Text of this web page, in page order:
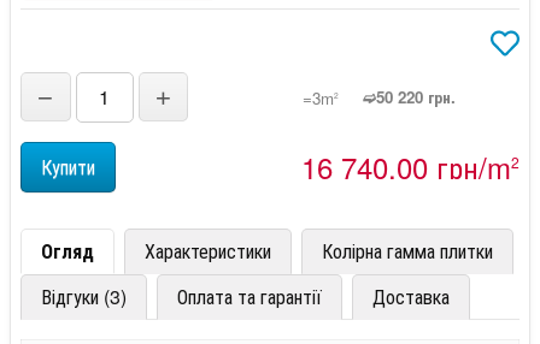
− + =3m2 ➫50 220 грн.
16 740,00 грн/m2
Огляд Характеристики
Колірна гамма плитки
Відгуки (3)
Оплата та гарантії Доставка